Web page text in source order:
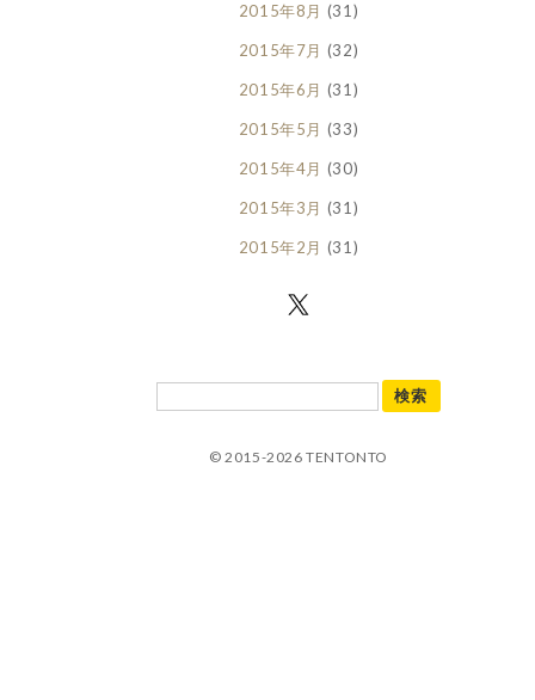
2015年8月 (31)
2015年7月 (32)
2015年6月 (31)
2015年5月 (33)
2015年4月 (30)
2015年3月 (31)
2015年2月 (31)
© 2015-2026 TENTONTO